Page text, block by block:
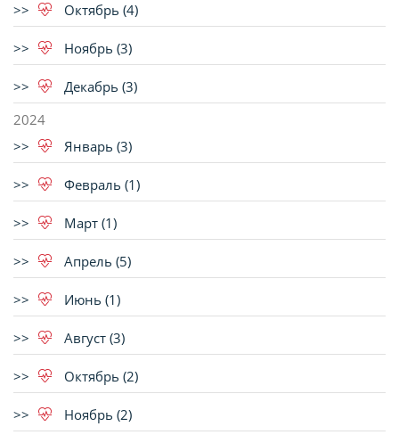
Октябрь (4)
Ноябрь (3)
Декабрь (3)
2024
Январь (3)
Февраль (1)
Март (1)
Апрель (5)
Июнь (1)
Август (3)
Октябрь (2)
Ноябрь (2)